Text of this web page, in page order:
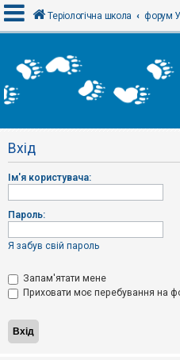
х
і
Р
є
т
р
а
і
Т
м
и
б
Теріологічна школа форум
Вхід
Ім'я користувача:
Пароль:
Я забув свій пароль
Запам'ятати мене
Приховати моє перебування на